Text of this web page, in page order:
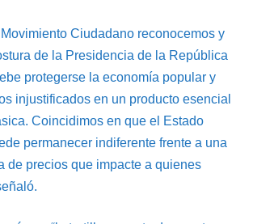
Ciudadano reconocemos y
de la Presidencia de la República
protegerse la economía popular y
injustificados en un producto esencial
Coincidimos en que el Estado
permanecer indiferente frente a una
de precios que impacte a quienes